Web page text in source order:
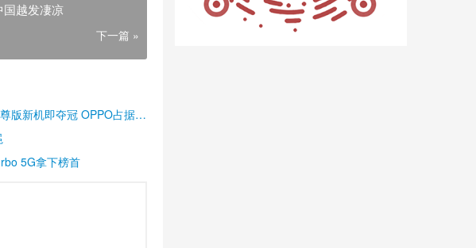
越发凄凉
下一篇 »
版新机即夺冠 OPPO占据半
5G拿下榜首